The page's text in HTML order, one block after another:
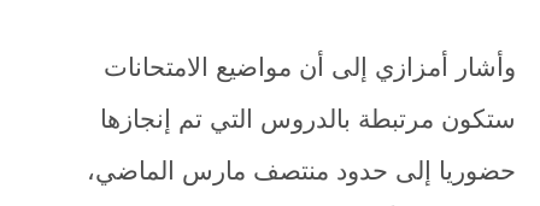
وأشار أمزازي إلى أن مواضيع الامتحانات
ستكون مرتبطة بالدروس التي تم إنجازها
حضوريا إلى حدود منتصف مارس الماضي،